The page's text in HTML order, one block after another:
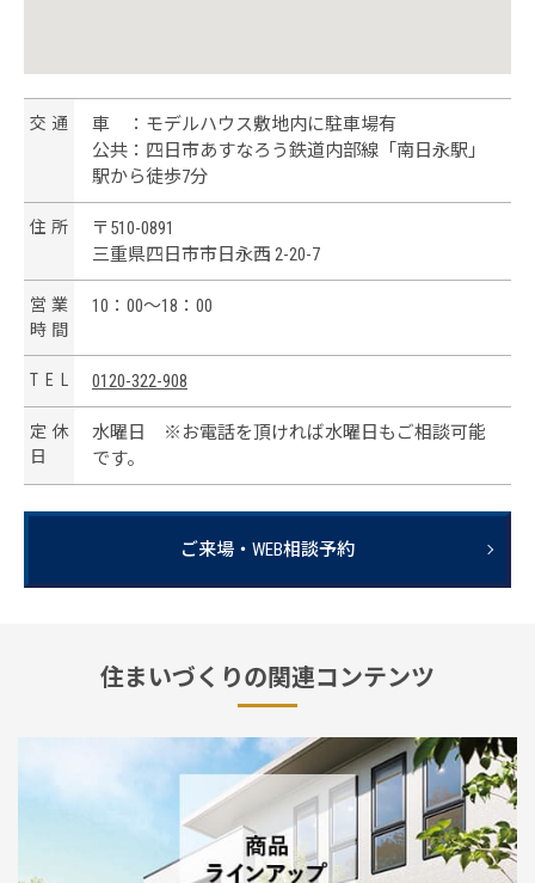
交 通
車 ：モデルハウス敷地内に駐車場有
公共：四日市あすなろう鉄道内部線「南日永駅」
駅から徒歩7分
住 所
〒510-0891
三重県四日市市日永西 2-20-7
営 業
時 間
10：00～18：00
T E 0120-322-908
定 休
日
水曜日 ※お電話を頂ければ水曜日もご相談可能
です。
ご来場・WEB相談予約
住まいづくりの関連コンテンツ